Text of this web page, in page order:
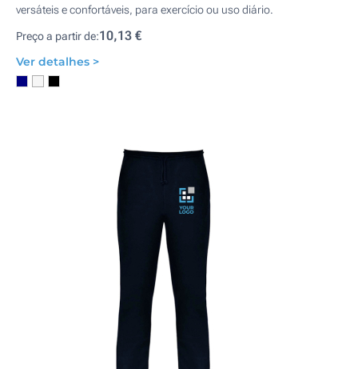
versáteis e confortáveis, para exercício ou uso diário.
Preço a partir de:10,13 €
Ver detalhes >